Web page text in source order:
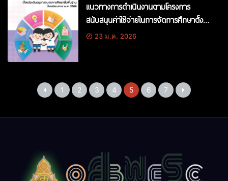
แนวทางการดำเนินงานตามโครงการ
สนับสนุนค่าใช้จ่ายในการจัดการศึกษาตั้งแต่
ระดับอนุบาลจนจบการศึกษาขั้นพื้นฐาน
23 ม.ค. 2026
1 2 3 4 5 6 7